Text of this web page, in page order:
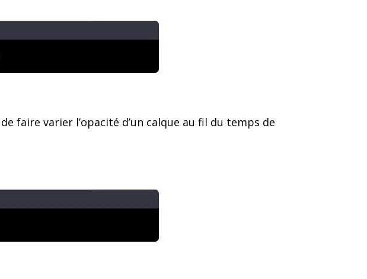
faire varier l’opacité d’un calque au fil du temps de